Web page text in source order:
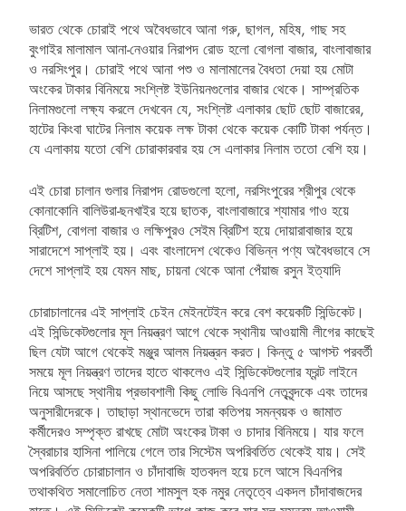
ভারত থেকে চোরাই পথে অবৈধভাবে আনা গরু, ছাগল, মহিষ, গাছ সহ
বুংগাইর মালামাল আনা-নেওয়ার নিরাপদ রোড হলো বোগলা বাজার, বাংলাবাজার
ও নরসিংপুর। চোরাই পথে আনা পশু ও মালামালের বৈধতা দেয়া হয় মোটা
অংকের টাকার বিনিময়ে সংশ্লিষ্ট ইউনিয়নগুলোর বাজার থেকে। সাম্প্রতিক
নিলামগুলো লক্ষ্য করলে দেখবেন যে, সংশ্লিষ্ট এলাকার ছোট ছোট বাজারের,
হাটের কিংবা ঘাটের নিলাম কয়েক লক্ষ টাকা থেকে কয়েক কোটি টাকা পর্যন্ত।
যে এলাকায় যতো বেশি চোরাকারবার হয় সে এলাকার নিলাম ততো বেশি হয়।
এই চোরা চালান গুলার নিরাপদ রোডগুলো হলো, নরসিংপুরের শ্রীপুর থেকে
কোনাকোনি বালিউরা-ছনখাইর হয়ে ছাতক, বাংলাবাজারে শ্যামার গাও হয়ে
ব্রিটিশ, বোগলা বাজার ও লক্ষিপুরও সেইম ব্রিটিশ হয়ে দোয়ারাবাজার হয়ে
সারাদেশে সাপ্লাই হয়। এবং বাংলাদেশ থেকেও বিভিন্ন পণ্য অবৈধভাবে সে
দেশে সাপ্লাই হয় যেমন মাছ, চায়না থেকে আনা পেঁয়াজ রসুন ইত্যাদি
চোরাচালানের এই সাপ্লাই চেইন মেইনটেইন করে বেশ কয়েকটি সিন্ডিকেট।
এই সিন্ডিকেটগুলোর মূল নিয়ন্ত্রণ আগে থেকে স্থানীয় আওয়ামী লীগের কাছেই
ছিল যেটা আগে থেকেই মঞ্জুর আলম নিয়ন্ত্রন করত। কিন্তু ৫ আগস্ট পরবর্তী
সময়ে মূল নিয়ন্ত্রণ তাদের হাতে থাকলেও এই সিন্ডিকেটগুলোর ফ্রন্ট লাইনে
নিয়ে আসছে স্থানীয় প্রভাবশালী কিছু লোভি বিএনপি নেতৃবৃন্দকে এবং তাদের
অনুসারীদেরকে। তাছাড়া স্থানভেদে তারা কতিপয় সমন্বয়ক ও জামাত
কর্মীদেরও সম্পৃক্ত রাখছে মোটা অংকের টাকা ও চাদার বিনিময়ে। যার ফলে
স্বৈরাচার হাসিনা পালিয়ে গেলে তার সিস্টেম অপরিবর্তিত থেকেই যায়। সেই
অপরিবর্তিত চোরাচালান ও চাঁদাবাজি হাতবদল হয়ে চলে আসে বিএনপির
তথাকথিত সমালোচিত নেতা শামসুল হক নমুর নেতৃত্বে একদল চাঁদাবাজদের